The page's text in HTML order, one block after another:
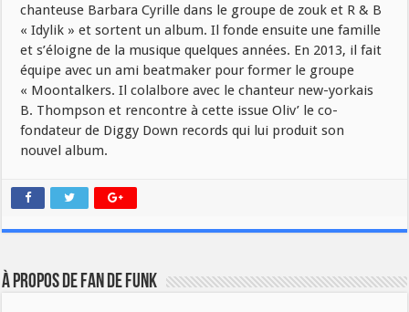
chanteuse Barbara Cyrille dans le groupe de zouk et R & B
« Idylik » et sortent un album. Il fonde ensuite une famille
et s’éloigne de la musique quelques années. En 2013, il fait
équipe avec un ami beatmaker pour former le groupe
« Moontalkers. Il colalbore avec le chanteur new-yorkais
B. Thompson et rencontre à cette issue Oliv’ le co-
fondateur de Diggy Down records qui lui produit son
nouvel album.
À propos de Fan de Funk